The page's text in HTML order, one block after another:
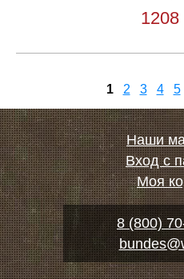
1208
1 2 3 4 5
Наши
Вход с
Моя
8 (800)